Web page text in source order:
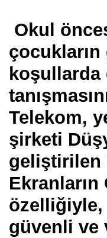
Okul
Telekom,
şirketi
geliştirilen
Ekranların
özelliğiyle,
güvenli ve